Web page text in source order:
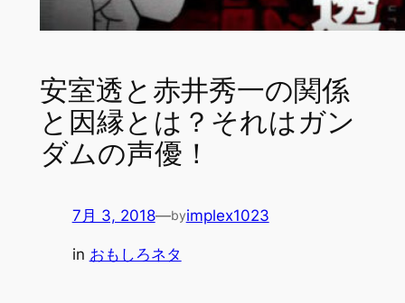
安室透と赤井秀一の関係
と因縁とは？それはガン
ダムの声優！
7月 3, 2018—byimplex1023
in おもしろネタ